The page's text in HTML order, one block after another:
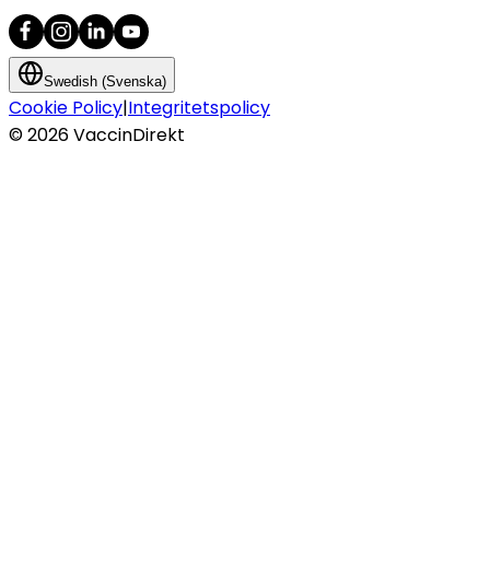
Swedish (Svenska)
Cookie Policy|Integritetspolicy
©2026VaccinDirekt